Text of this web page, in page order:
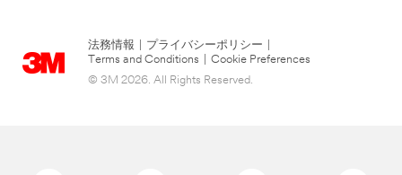
法務情報 プライバシーポリシー
Terms and Conditions
Cookie Preferences
© 3M 2026. All Rights Reserved.